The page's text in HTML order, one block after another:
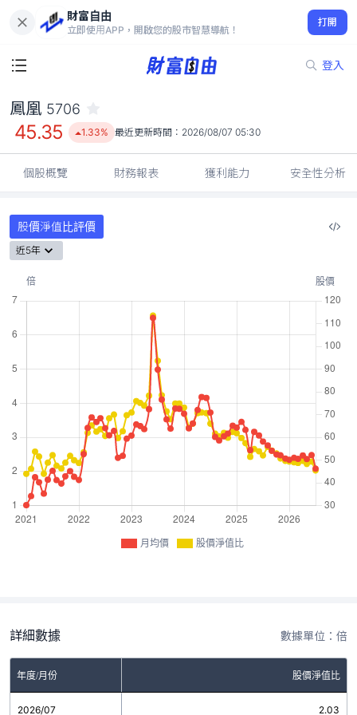
財富自由
立即使用APP，開啟您的股市智慧導航！
打開
登入
45.35
1.33%
鳳凰 5706
45.35 1.33% 最近更新時間： 2026/08/07 05:30
個股概覽 財務報表 獲利能力 安全性分析
股價淨值比評價
近5年
月均價 股價淨值比
詳細數據 數據單位：倍
年度/月份 股價淨值比
2026/07 2.03